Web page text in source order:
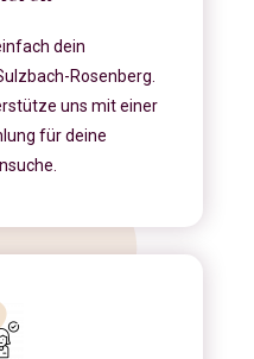
dein
Rosenberg.
uns mit einer
für deine